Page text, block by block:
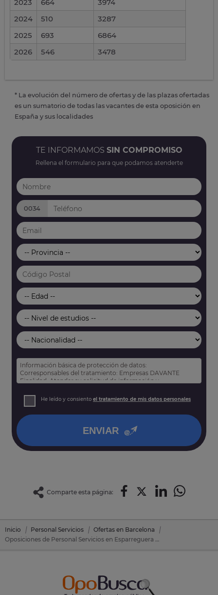
2023 664
3974
2024
510
3287
2025
693
6864
2026
546 3478
* La evolución del número de ofertas y de las plazas ofertadas
es un sumatorio de todas las vacantes de esta oposición en
España y sus localidades
TE INFORMAMOS SIN COMPROMISO
Rellena el formulario para que podamos atenderte
0034
Información básica de protección de datos:
Corresponsables del tratamiento: Empresas DAVANTE
Finalidad: Atender su solicitud de información y
Derechos: Puede acceder, rectificar y suprimir sus datos,
así como otros derechos tal y como se explica en nuestra
He leído y consiento el tratamiento de mis datos personales
ENVIAR
Comparte esta página:
Inicio Personal Servicios
Ofertas en Barcelona
Oposiciones de Personal Servicios en Esparreguera (Barcelona)